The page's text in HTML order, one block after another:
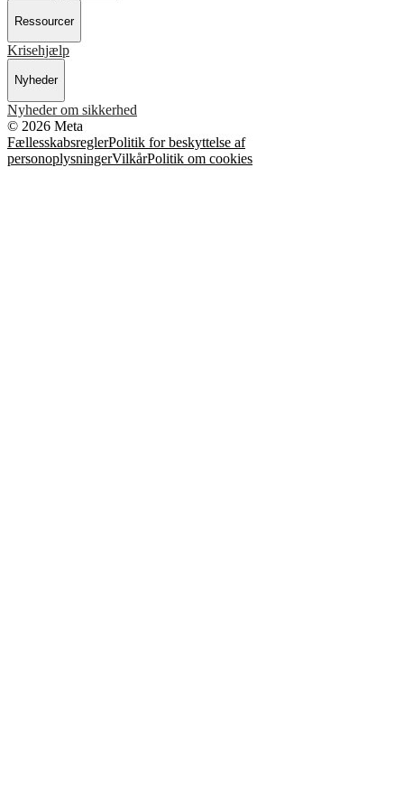
Ressourcer
Krisehjælp
Nyheder
Nyheder om sikkerhed
© 2026 Meta
FællesskabsreglerPolitik for beskyttelse af
personoplysningerVilkårPolitik om cookies